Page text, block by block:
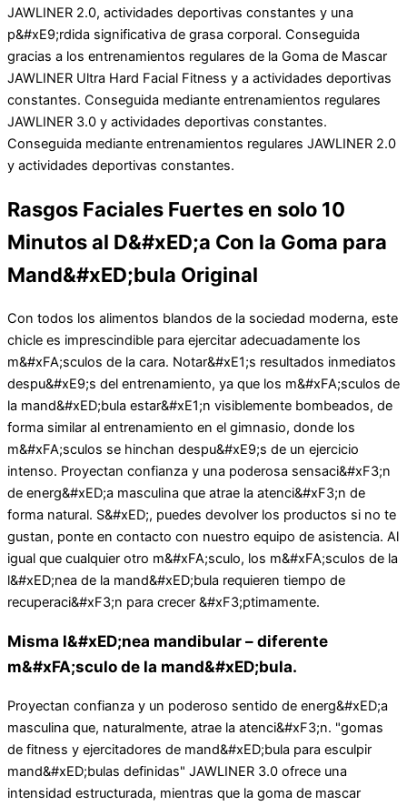
JAWLINER 2.0, actividades deportivas constantes y una
p&#xE9;rdida significativa de grasa corporal. Conseguida
gracias a los entrenamientos regulares de la Goma de Mascar
JAWLINER Ultra Hard Facial Fitness y a actividades deportivas
constantes. Conseguida mediante entrenamientos regulares
JAWLINER 3.0 y actividades deportivas constantes.
Conseguida mediante entrenamientos regulares JAWLINER 2.0
y actividades deportivas constantes.
Rasgos Faciales Fuertes en solo 10
Minutos al D&#xED;a Con la Goma para
Mand&#xED;bula Original
Con todos los alimentos blandos de la sociedad moderna, este
chicle es imprescindible para ejercitar adecuadamente los
m&#xFA;sculos de la cara. Notar&#xE1;s resultados inmediatos
despu&#xE9;s del entrenamiento, ya que los m&#xFA;sculos de
la mand&#xED;bula estar&#xE1;n visiblemente bombeados, de
forma similar al entrenamiento en el gimnasio, donde los
m&#xFA;sculos se hinchan despu&#xE9;s de un ejercicio
intenso. Proyectan confianza y una poderosa sensaci&#xF3;n
de energ&#xED;a masculina que atrae la atenci&#xF3;n de
forma natural. S&#xED;, puedes devolver los productos si no te
gustan, ponte en contacto con nuestro equipo de asistencia. Al
igual que cualquier otro m&#xFA;sculo, los m&#xFA;sculos de la
l&#xED;nea de la mand&#xED;bula requieren tiempo de
recuperaci&#xF3;n para crecer &#xF3;ptimamente.
Misma l&#xED;nea mandibular – diferente
m&#xFA;sculo de la mand&#xED;bula.
Proyectan confianza y un poderoso sentido de energ&#xED;a
masculina que, naturalmente, atrae la atenci&#xF3;n. "gomas
de fitness y ejercitadores de mand&#xED;bula para esculpir
mand&#xED;bulas definidas" JAWLINER 3.0 ofrece una
intensidad estructurada, mientras que la goma de mascar